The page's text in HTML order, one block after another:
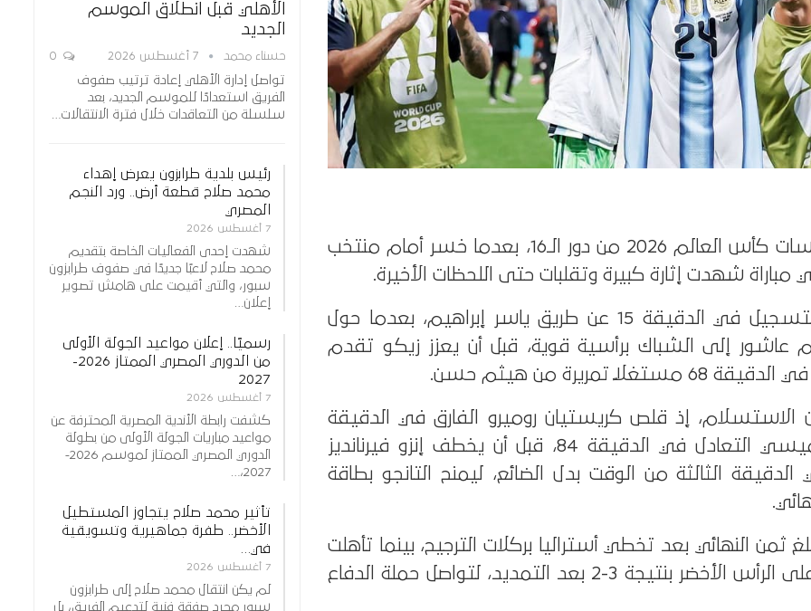
ودع منتخب مصر منافسات كأس العالم 2026 من دور الـ16، بعدما خسر أمام منتخب
وافتتح منتخب مصر التسجيل في الدقيقة 15 عن طريق ياسر إبراهيم، بعدما حول
عاشور إلى الشباك برأسية قوية، قبل أن يعزز زيكو تقدم
تمريرة من هيثم حسن.
الاستسلام، إذ قلص كريستيان روميرو الفارق في الدقيقة
79، ثم أدرك ليونيل ميسي التعادل في الدقيقة 84، قبل أن يخطف إنزو فيرنانديز
الثالثة من الوقت بدل الضائع، ليمنح التانجو بطاقة
النهائي بعد تخطي أستراليا بركلات الترجيح، بينما تأهلت
الأرجنتين عقب فوزها على الرأس الأخضر بنتيجة 3-2 بعد التمديد، لتواصل حملة الدفاع
الأهلي قبل انطلاق الموسم
الجديد
حسناء محمد 7 أغسطس 2026
تواصل إدارة الأهلي إعادة ترتيب صفوف
الفريق استعدادًا للموسم الجديد، بعد
سلسلة من التعاقدات خلال فترة الانتقالات…
رئيس بلدية طرابزون يعرض إهداء
محمد صلاح قطعة أرض.. ورد النجم
المصري
7 أغسطس 2026
شهدت إحدى الفعاليات الخاصة بتقديم
محمد صلاح لاعبًا جديدًا في صفوف طرابزون
سبور، والتي أقيمت على هامش تصوير
إعلان…
رسميًا.. إعلان مواعيد الجولة الأولى
من الدوري المصري الممتاز 2026-
2027
7 أغسطس 2026
كشفت رابطة الأندية المصرية المحترفة عن
مواعيد مباريات الجولة الأولى من بطولة
الدوري المصري الممتاز لموسم 2026-
2027،…
تأثير محمد صلاح يتجاوز المستطيل
الأخضر.. طفرة جماهيرية وتسويقية
في…
7 أغسطس 2026
لم يكن انتقال محمد صلاح إلى طرابزون
سبور مجرد صفقة فنية لتدعيم الفريق، بل